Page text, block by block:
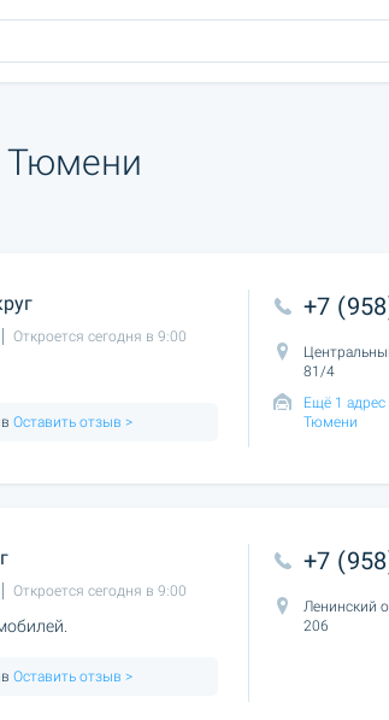
Тюмени
Откроется сегодня в 9:00
Оставить отзыв >
+7
81/4
Ещё 1 адрес
Тюмени
Откроется сегодня в 9:00
Оставить отзыв >
+7
Ленинский
206